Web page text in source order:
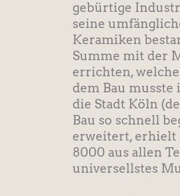
gebürtige
seine
Keramiken
Summe mit der
errichten,
dem Bau musste
die Stadt Köln
Bau so schnell
erweitert, erhielt
8000 aus allen
universellstes